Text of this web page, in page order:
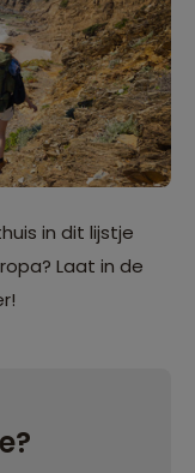
in dit lijstje
Laat in de